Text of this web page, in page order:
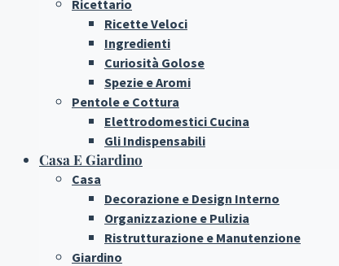
Ricettario
Ricette Veloci
Ingredienti
Curiosità Golose
Spezie e Aromi
Pentole e Cottura
Elettrodomestici Cucina
Gli Indispensabili
Casa E Giardino
Casa
Decorazione e Design Interno
Organizzazione e Pulizia
Ristrutturazione e Manutenzione
Giardino